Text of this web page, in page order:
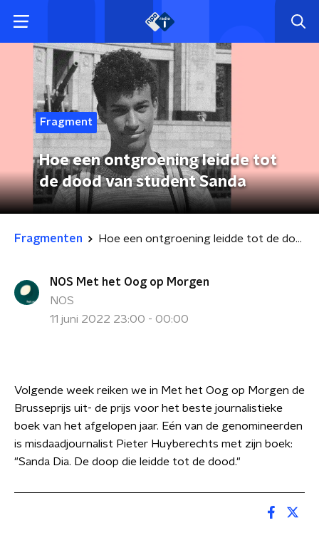
Fragment
Hoe een ontgroening leidde tot
de dood van student Sanda
Fragmenten Hoe een ontgroening leidde tot de dood van student Sanda
NOS Met het Oog op Morgen
NOS
11 juni 2022 23:00 - 00:00
Volgende week reiken we in Met het Oog op Morgen de
Brusseprijs uit- de prijs voor het beste journalistieke
boek van het afgelopen jaar. Eén van de genomineerden
is misdaadjournalist Pieter Huyberechts met zijn boek:
"Sanda Dia. De doop die leidde tot de dood."